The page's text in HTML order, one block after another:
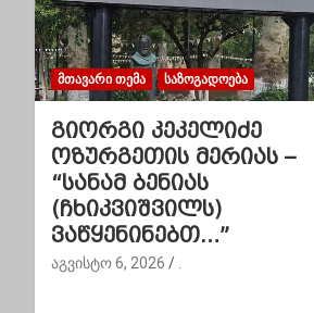
ა
ვ
ი
გ
ა
ც
ᲛᲗᲐᲕᲐᲠᲘ ᲗᲔᲛᲐ ᲡᲐᲖᲝᲒᲐᲓᲝᲔᲑᲐ
გიორგი კეკელიძე
ოზურგეთის მერიას –
“სანამ ბენიას
(ჩხიკვიშვილს)
ვაწყენინებთ…”
აგვისტო 6, 2026